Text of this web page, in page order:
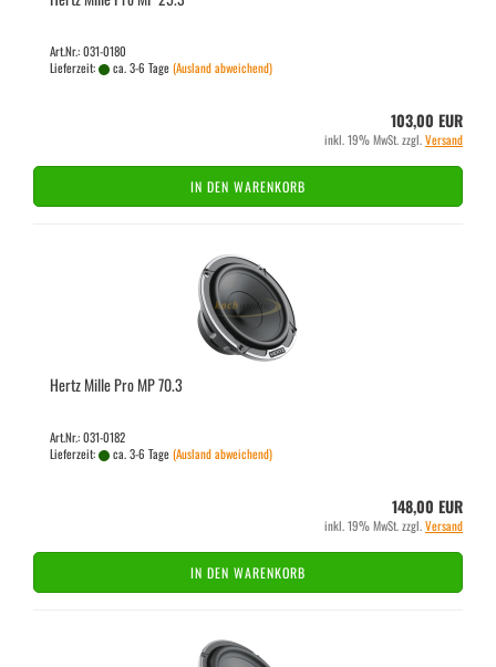
Art.Nr.: 031-0180
Lieferzeit:
ca. 3-6 Tage(Ausland abweichend)
103,00 EUR
inkl. 19% MwSt. zzgl.Versand
IN DEN WARENKORB
Hertz Mille Pro MP 70.3
Art.Nr.: 031-0182
Lieferzeit:
ca. 3-6 Tage(Ausland abweichend)
148,00 EUR
inkl. 19% MwSt. zzgl.Versand
IN DEN WARENKORB